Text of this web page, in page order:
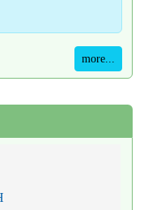
more...